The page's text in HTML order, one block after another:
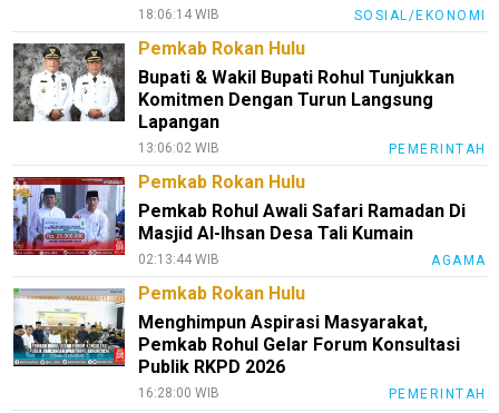
18:06:14 WIB SOSIAL/EKONOMI
Pemkab Rokan Hulu
Bupati & Wakil Bupati Rohul Tunjukkan
Komitmen Dengan Turun Langsung
Lapangan
13:06:02 WIB PEMERINTAH
Pemkab Rokan Hulu
Pemkab Rohul Awali Safari Ramadan Di
Masjid Al-Ihsan Desa Tali Kumain
02:13:44 WIB AGAMA
Pemkab Rokan Hulu
Menghimpun Aspirasi Masyarakat,
Pemkab Rohul Gelar Forum Konsultasi
Publik RKPD 2026
16:28:00 WIB PEMERINTAH